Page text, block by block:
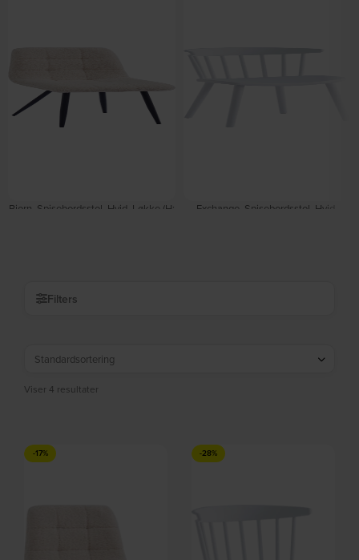
Bjorn, Spisebordsstol, Hvid, Løkke (H:
Exchange, Spisebordsstol, Hvid,
Filters
Viser 4 resultater
-17% -28%